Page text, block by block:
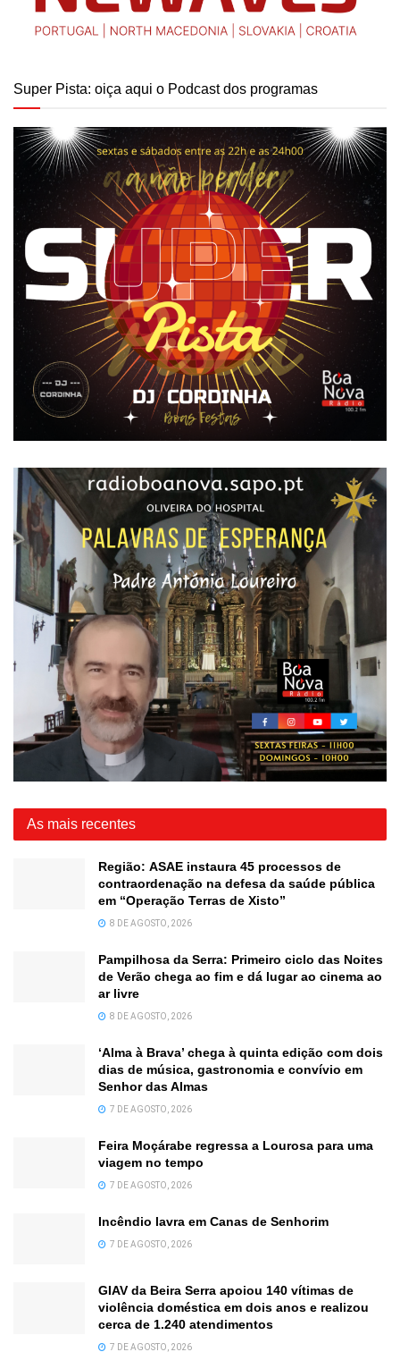
Super Pista: oiça aqui o Podcast dos programas
As mais recentes
Região: ASAE instaura 45 processos de
contraordenação na defesa da saúde pública
em “Operação Terras de Xisto”
8 DE AGOSTO, 2026
Pampilhosa da Serra: Primeiro ciclo das Noites
de Verão chega ao fim e dá lugar ao cinema ao
ar livre
8 DE AGOSTO, 2026
‘Alma à Brava’ chega à quinta edição com dois
dias de música, gastronomia e convívio em
Senhor das Almas
7 DE AGOSTO, 2026
Feira Moçárabe regressa a Lourosa para uma
viagem no tempo
7 DE AGOSTO, 2026
Incêndio lavra em Canas de Senhorim
7 DE AGOSTO, 2026
GIAV da Beira Serra apoiou 140 vítimas de
violência doméstica em dois anos e realizou
cerca de 1.240 atendimentos
7 DE AGOSTO, 2026